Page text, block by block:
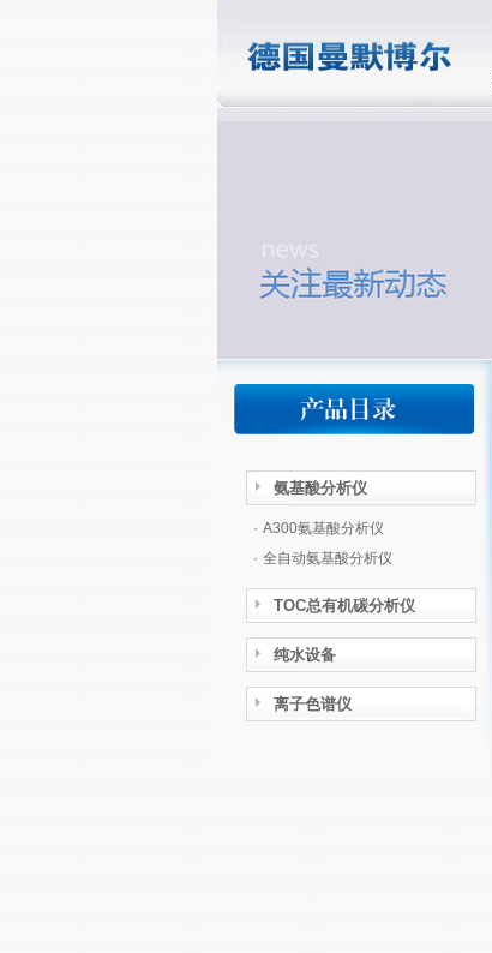
氨基酸分析仪
· A300氨基酸分析仪
· 全自动氨基酸分析仪
TOC总有机碳分析仪
纯水设备
离子色谱仪